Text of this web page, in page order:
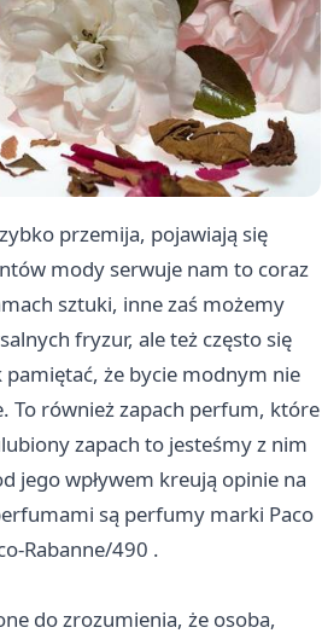
przemija, pojawiają się
mody serwuje nam to coraz
sztuki, inne zaś możemy
fryzur, ale też często się
że bycie modnym nie
To również zapach perfum, które
zapach to jesteśmy z nim
jego wpływem kreują opinie na
są perfumy marki Paco
Rabanne/490 .
do zrozumienia, że osoba,